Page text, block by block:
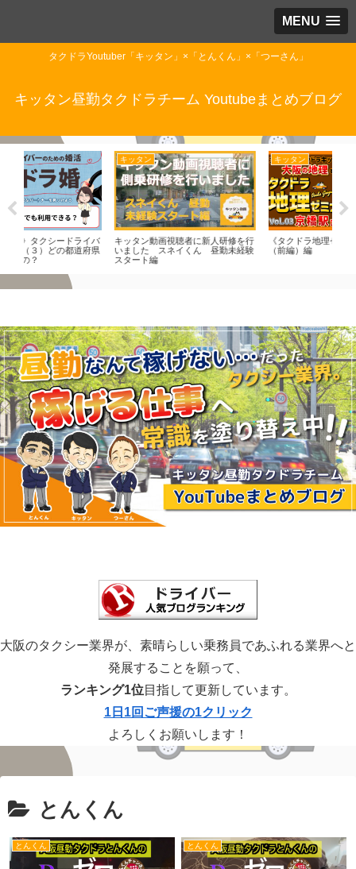
MENU
タクドラYoutuber「キッタン」×「とんくん」×「つーさん」
キッタン昼勤タクドラチーム Youtubeまとめブログ
キッタン
キッタン動画視聴者に新人研修を行
いました スネイくん 昼勤未経験
スタート編
キッタン
《タクドラ地理ゼミナール》京橋駅
（前編）編
大阪のタクシー業界が、素晴らしい乗務員であふれる業界へと
発展することを願って、
ランキング1位目指して更新しています。
1日1回ご声援の1クリック
よろしくお願いします！
とんくん
とんくん とんくん